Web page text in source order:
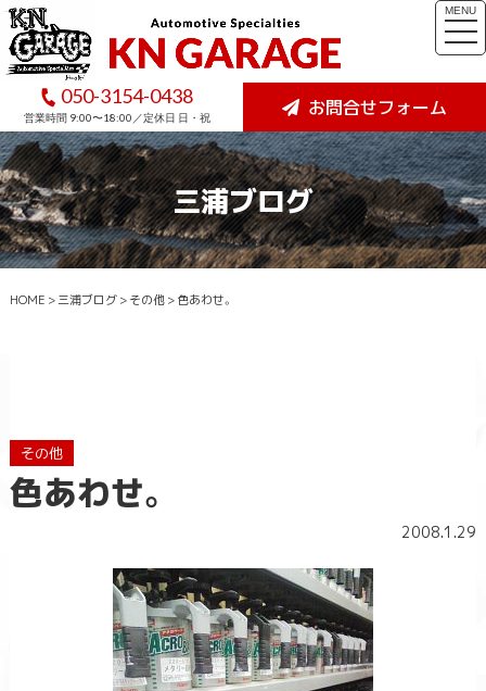
050-3154-0438
営業時間 9:00〜18:00／定休日 日・祝 お問合せフォーム
MENU
三浦ブログ
HOME >三浦ブログ>その他>色あわせ。
その他
色あわせ。
2008.1.29